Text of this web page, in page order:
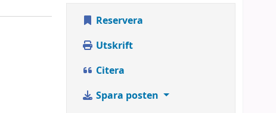
Reservera
Utskrift
Citera
Spara posten